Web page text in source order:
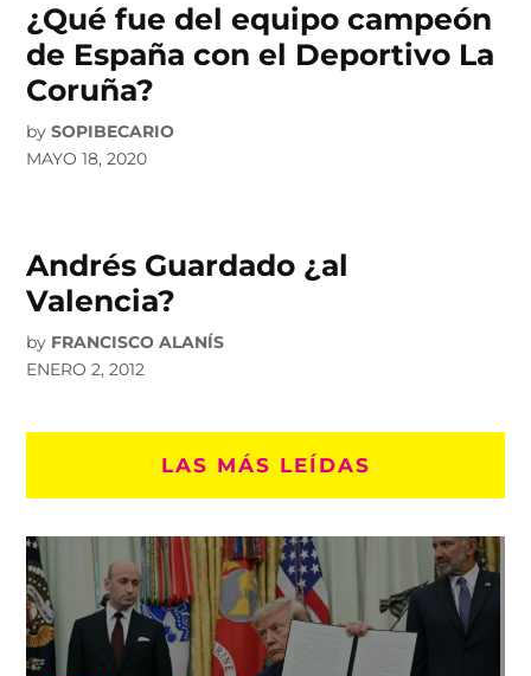
¿Qué fue del equipo campeón
de España con el Deportivo La
Coruña?
by SOPIBECARIO
MAYO 18, 2020
Andrés Guardado ¿al
Valencia?
by FRANCISCO ALANÍS
ENERO 2, 2012
LAS MÁS LEÍDAS